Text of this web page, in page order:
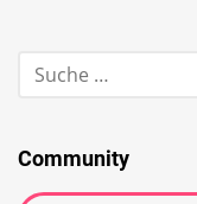
Community